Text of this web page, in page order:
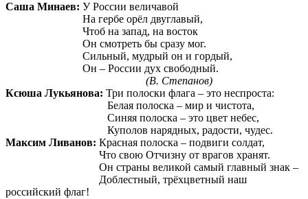
Саша Минаев: У России величавой
На гербе орёл двуглавый,
Чтоб на запад, на восток
Он смотреть бы сразу мог.
Сильный, мудрый он и гордый,
Он – России дух свободный.
(В. Степанов)
Ксюша Лукьянова: Три полоски флага – это неспроста:
Белая полоска – мир и чистота,
Синяя полоска – это цвет небес,
Куполов нарядных, радости, чудес.
Максим Ливанов: Красная полоска – подвиги солдат,
Что свою Отчизну от врагов хранят.
Он страны великой самый главный знак –
Доблестный, трёхцветный наш
российский флаг!